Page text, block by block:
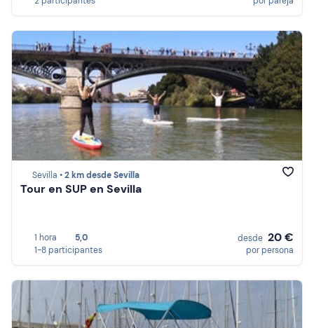
Sevilla •2 km desde Sevilla
Tour en SUP en Sevilla
1 hora
5,0
1-8 participantes
desde 20 €
por persona